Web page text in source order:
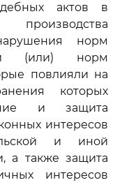
актов в
норм
и (или) норм
повлияли на
которых
и защита
интересов
и иной
а также защита
интересов